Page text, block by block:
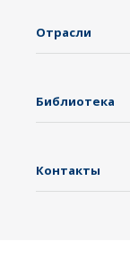
Отрасли
Библиотека
Контакты